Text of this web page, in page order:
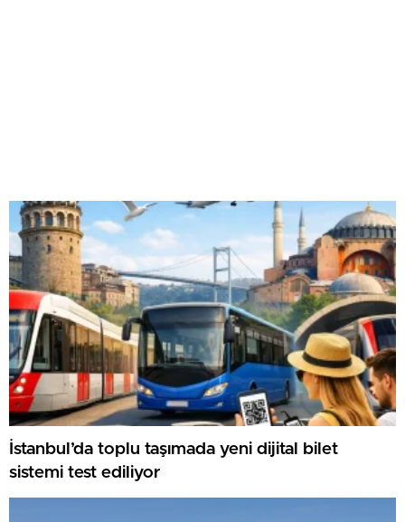
İstanbul’da toplu taşımada yeni dijital bilet
sistemi test ediliyor